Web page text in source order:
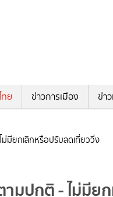
ทย ข่าวการเมือง ข่า
มียกเลิกหรือปรับลดเที่ยววิ่ง
มปกติ - ไม่มีย